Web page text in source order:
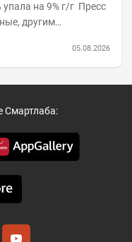
на 9% г/г Пресс
другим
05.08.2026
Смартлаба: